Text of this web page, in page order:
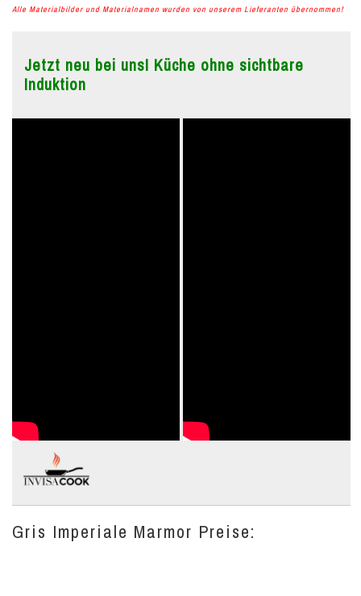
Alle Materialbilder und Materialnamen wurden von unserem Lieferanten übernommen!
Jetzt neu bei uns! Küche ohne sichtbare
Induktion
Gris Imperiale Marmor Preise: